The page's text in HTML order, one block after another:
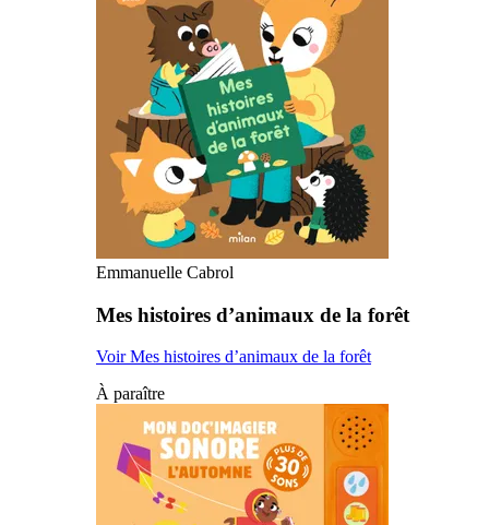
Emmanuelle Cabrol
Mes histoires d’animaux de la forêt
Voir Mes histoires d’animaux de la forêt
À paraître